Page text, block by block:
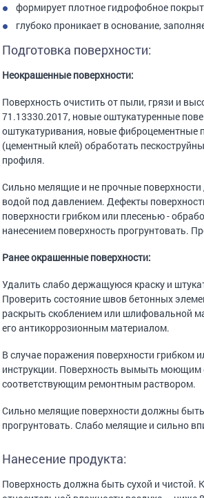
формирует плотное гидрофобное
глубоко проникает в основание,
Подготовка поверхности:
Неокрашенные поверхности:
Поверхность очистить от пыли, грязи и
71.13330.2017, новые оштукатуренные
оштукатуривания, новые фиброцементные
(цементный клей) обработать
профиля.
Сильно мелящие и не прочные
водой под давлением. Дефекты
поверхности грибком или плесенью -
нанесением поверхность прогрунтовать.
Ранее окрашенные поверхности:
Удалить слабо держащуюся краску и
Проверить состояние швов бетонных
раскрыть скоблением или шлифовальной
его антикоррозионным материалом.
В случае поражения поверхности
инструкции. Поверхность вымыть моющим
соответствующим ремонтным раствором.
Сильно мелящие поверхности должны
прогрунтовать. Слабо мелящие и сильно
Нанесение продукта:
Поверхность должна быть сухой и чистой.